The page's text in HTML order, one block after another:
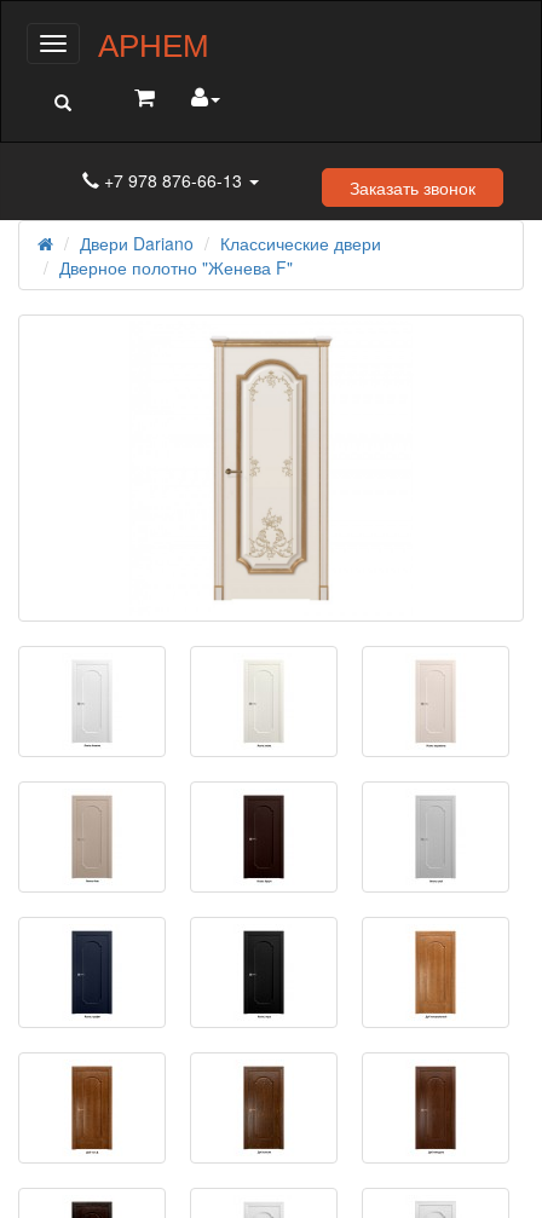
МенюАРНЕМ
+7 978 876-66-13 Заказать звонок
Двери Dariano
Классические двери
Дверное полотно "Женева F"